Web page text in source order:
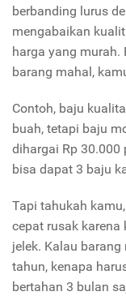
berbanding lurus
mengabaikan
harga yang murah.
barang mahal,
Contoh, baju
buah, tetapi baju
dihargai Rp 30.000
bisa dapat 3 baju
Tapi tahukah
cepat rusak
jelek. Kalau
tahun, kenapa
bertahan 3 bulan